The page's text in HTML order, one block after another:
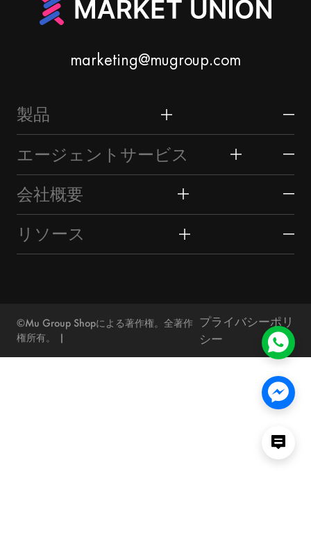
marketing@mugroup.com
製品
ホーム＆ガーデン
祭り＆パーティー用品
時計＆ジュエリー
おもちゃ＆趣味
アウトドア＆スポーツ
エージェントサービス
義烏市場
義烏について
広州市場
その他
会社概要
マーケットユニオンプロフィール
お問い合わせ
リソース
ブログ
©Mu Group Shopによる著作権。全著作
権所有。
プライバシーポリ
シー